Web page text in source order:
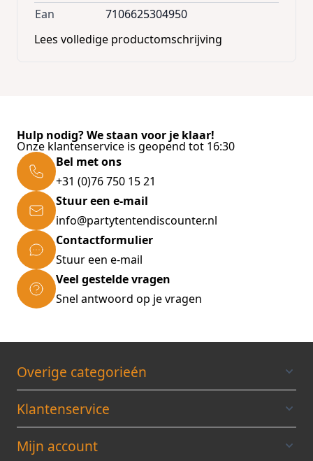
Ean
7106625304950
Lees volledige productomschrijving
Hulp nodig? We staan voor je klaar!
Onze klantenservice is geopend tot 16:30
Bel met ons
+31 (0)76 750 15 21
Stuur een e-mail
info@partytentendiscounter.nl
Contactformulier
Stuur een e-mail
Veel gestelde vragen
Snel antwoord op je vragen
Overige categorieén
Klantenservice
Mijn account